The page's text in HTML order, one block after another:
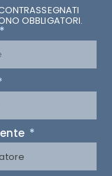
OBBLIGATORI.